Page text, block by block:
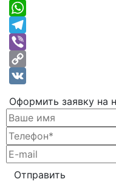
WhatsApp
Telegram
Viber
Copy
Оформить заявку на